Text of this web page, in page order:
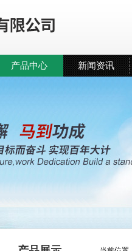
产品中心 新闻资讯